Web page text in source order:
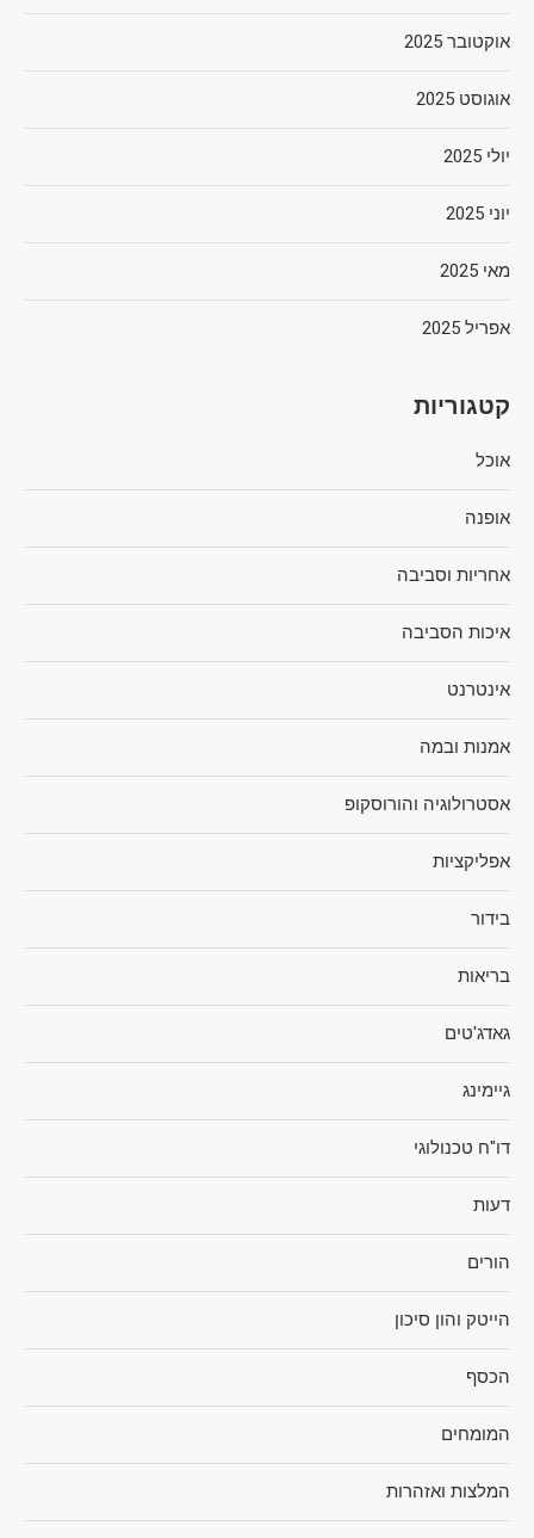
אוקטובר 2025
אוגוסט 2025
יולי 2025
יוני 2025
מאי 2025
אפריל 2025
קטגוריות
אוכל
אופנה
אחריות וסביבה
איכות הסביבה
אינטרנט
אמנות ובמה
אסטרולוגיה והורוסקופ
אפליקציות
בידור
בריאות
גאדג'טים
גיימינג
דו"ח טכנולוגי
דעות
הורים
הייטק והון סיכון
הכסף
המומחים
המלצות ואזהרות